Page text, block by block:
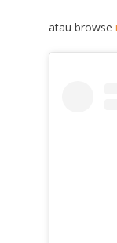
atau browse